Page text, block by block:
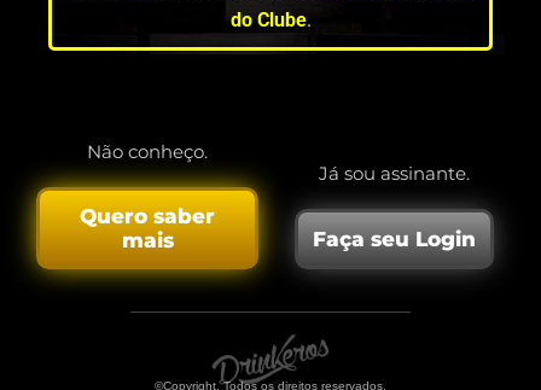
do Clube.
Não conheço.
Quero saber
mais
Já sou assinante.
Faça seu Login
©Copyright. Todos os direitos reservados.